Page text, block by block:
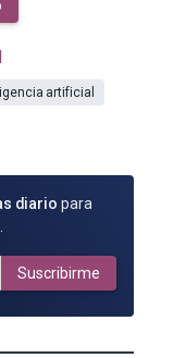
artificial
diario para
Suscribirme